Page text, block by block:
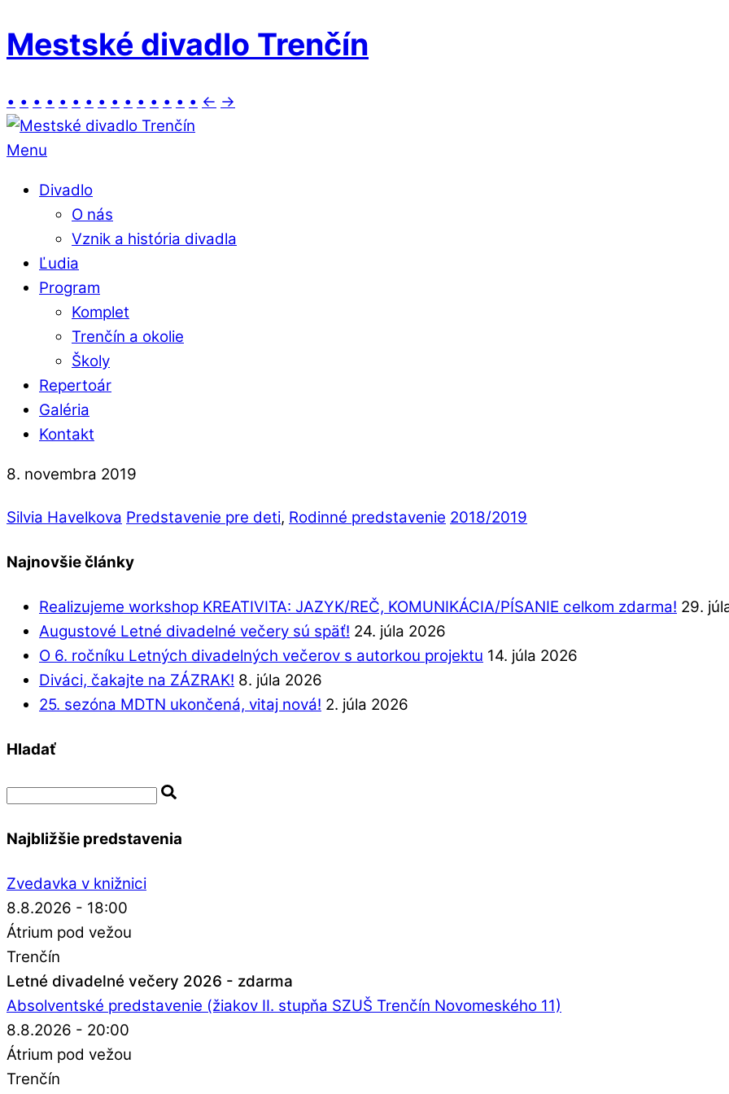
Mestské divadlo Trenčín
• • • • • • • • • • • • • • • ← →
Menu
Divadlo
O nás
Vznik a história divadla
Ľudia
Program
Komplet
Trenčín a okolie
Školy
Repertoár
Galéria
Kontakt
8. novembra 2019
Silvia Havelkova Predstavenie pre deti, Rodinné predstavenie 2018/2019
Najnovšie články
Realizujeme workshop KREATIVITA: JAZYK/REČ, KOMUNIKÁCIA/PÍSANIE celkom zdarma! 29.
Augustové Letné divadelné večery sú späť! 24. júla 2026
O 6. ročníku Letných divadelných večerov s autorkou projektu 14. júla 2026
Diváci, čakajte na ZÁZRAK! 8. júla 2026
25. sezóna MDTN ukončená, vitaj nová! 2. júla 2026
Hladať
Najbližšie predstavenia
Zvedavka v knižnici
8.8.2026 - 18:00
Átrium pod vežou
Trenčín
Letné divadelné večery 2026 - zdarma
Absolventské predstavenie (žiakov II. stupňa SZUŠ Trenčín Novomeského 11)
8.8.2026 - 20:00
Átrium pod vežou
Trenčín